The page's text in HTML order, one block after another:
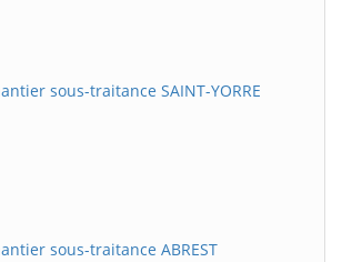
sous-traitance SAINT-YORRE
sous-traitance ABREST